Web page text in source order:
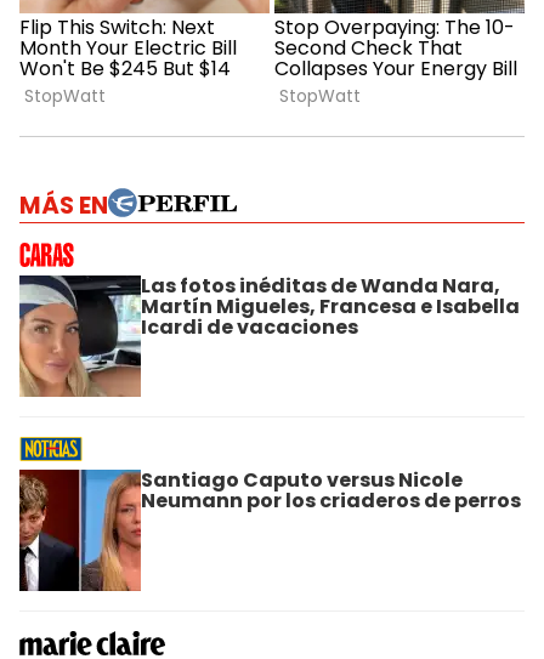
MÁS EN
Las fotos inéditas de Wanda Nara,
Martín Migueles, Francesa e Isabella
Icardi de vacaciones
Santiago Caputo versus Nicole
Neumann por los criaderos de perros